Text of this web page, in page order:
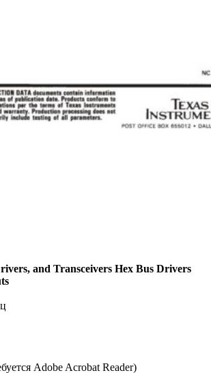
and Transceivers Hex Bus Drivers
Adobe Acrobat Reader)